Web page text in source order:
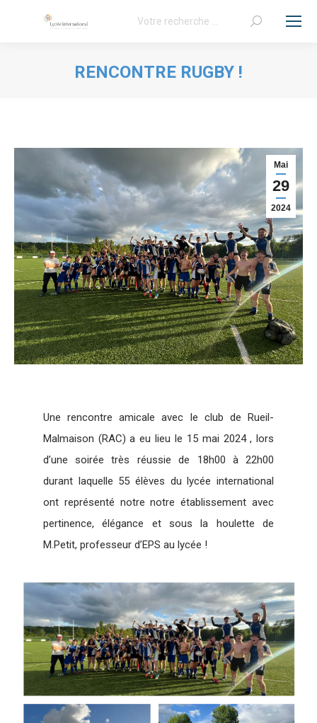
Recherche
RENCONTRE RUGBY !
Mai
29
2024
Une rencontre amicale avec le club de Rueil-
Malmaison (RAC) a eu lieu le 15 mai 2024 , lors
d’une soirée très réussie de 18h00 à 22h00
durant laquelle 55 élèves du lycée international
ont représenté notre notre établissement avec
pertinence, élégance et sous la houlette de
M.Petit, professeur d’EPS au lycée !